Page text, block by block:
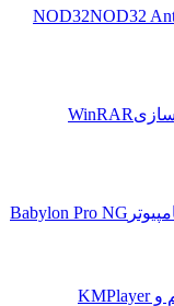
NOD32
سازیWinRAR
Babylon Pro NG
وKMPlayer